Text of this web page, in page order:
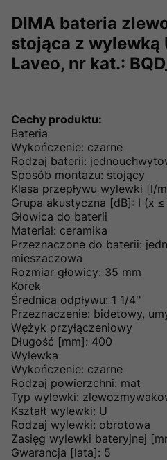
DIMA bateria
stojąca z wylewką
Laveo, nr kat.:
Cechy produktu:
Bateria
Wykończenie: czarne
Rodzaj baterii:
Sposób montażu: stojący
Klasa przepływu wylewki [l/
Grupa akustyczna [dB]: I (x ≤
Głowica do baterii
Materiał: ceramika
Przeznaczone do baterii:
mieszaczowa
Rozmiar głowicy: 35 mm
Korek
Średnica odpływu: 1 1/4''
Przeznaczenie: bidetowy,
Wężyk przyłączeniowy
Długość [mm]: 400
Wylewka
Wykończenie: czarne
Rodzaj powierzchni: mat
Typ wylewki:
Kształt wylewki: U
Rodzaj wylewki: obrotowa
Zasięg wylewki bateryjnej
Gwarancja [lata]: 5